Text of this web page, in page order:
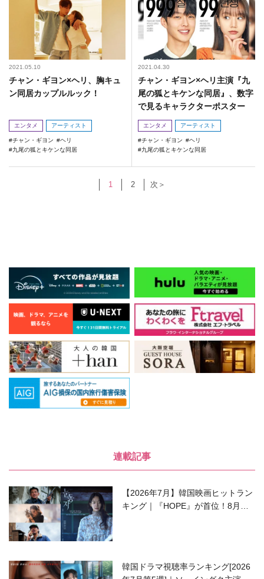
2021.05.10
チャン・ギヨン×ヘリ、胸キュ
ン同居カップルルック！
エンタメ アーティスト
チャン・ギヨン
ヘリ
九尾の狐とキケンな同居
2021.04.30
チャン・ギヨン×ヘリ主演『九
尾の狐とキケンな同居』、数字
で見るキャラクターポスター
エンタメ アーティスト
チャン・ギヨン
ヘリ
九尾の狐とキケンな同居
1 2 次＞
連載記事
【2026年7月】韓国映画ヒットラン
キング｜『HOPE』が首位！8月公
韓国ドラマ視聴率ランキング[2026